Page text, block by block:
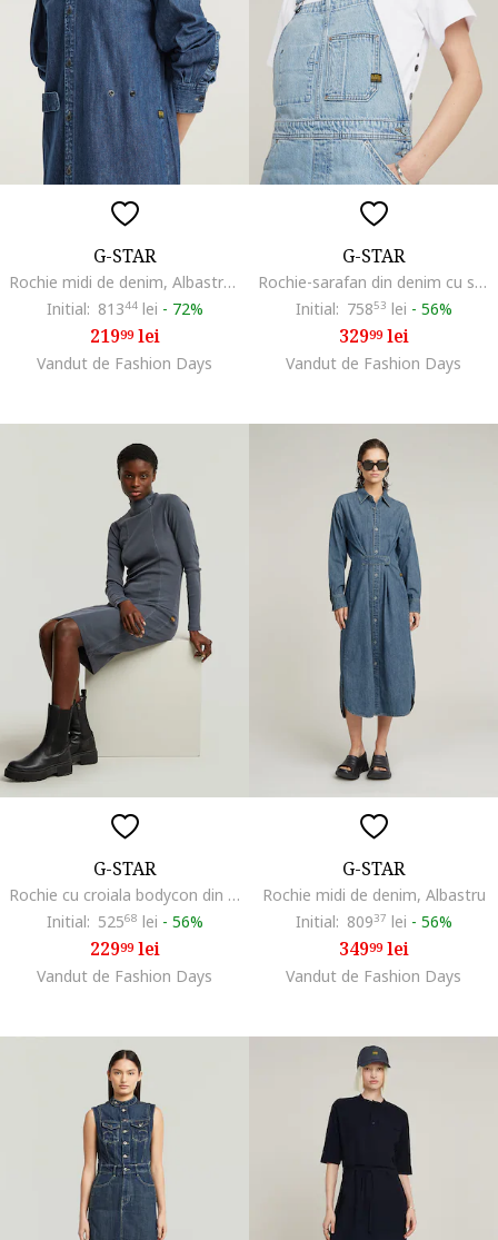
G-STAR
Rochie midi de denim, Albastru inchis
Initial: 81344lei - 72%
21999lei
Vandut de Fashion Days
G-STAR
Rochie-sarafan din denim cu slit frontal, Albastru deschis melange
Initial: 75853 lei - 56%
32999lei
Vandut de Fashion Days
G-STAR
Rochie cu croiala bodycon din amestec de bumbac organic, Albastru prafuit
Initial: 52568 lei - 56%
22999lei
Vandut de Fashion Days
G-STAR
Rochie midi de denim, Albastru
Initial: 80937 lei - 56%
34999lei
Vandut de Fashion Days